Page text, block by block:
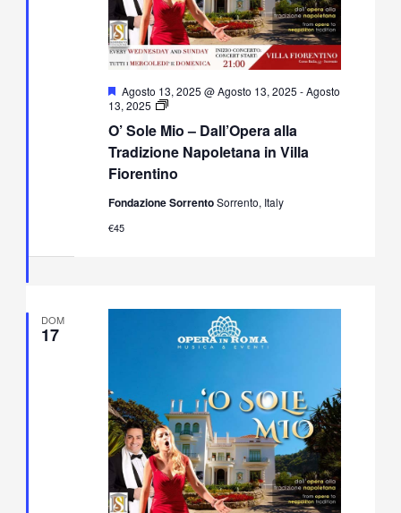
O’ Sole Mio – Dall’Opera alla
Tradizione Napoletana in Villa
Fiorentino
Segnalati
Agosto 13, 2025 @ Agosto 13, 2025 -Agosto
13, 2025
O’
Mio
–
Dall’Opera
alla
Napoletana
Fondazione SorrentoSorrento, Italy
€45
DOM
17